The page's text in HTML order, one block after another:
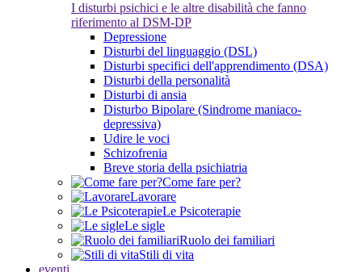
I disturbi psichici e le altre disabilità che fanno
riferimento al DSM-DP
Depressione
Disturbi del linguaggio (DSL)
Disturbi specifici dell'apprendimento (DSA)
Disturbi della personalità
Disturbi di ansia
Disturbo Bipolare (Sindrome maniaco-
depressiva)
Udire le voci
Schizofrenia
Breve storia della psichiatria
Come fare per?
Lavorare
Le Psicoterapie
Le sigle
Ruolo dei familiari
Stili di vita
eventi